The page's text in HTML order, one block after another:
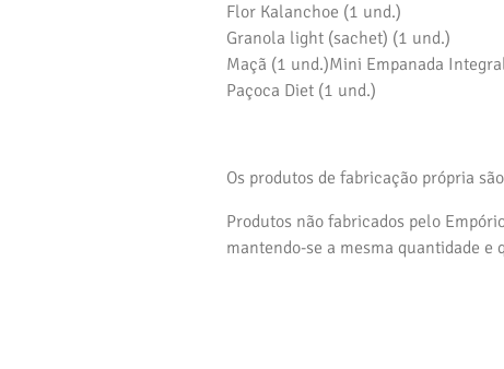
Flor Kalanchoe (1 und.)
Granola light (sachet) (1 und.)
Maçã (1 und.)Mini Empanada
Paçoca Diet (1 und.)
Os produtos de fabricação própria
Produtos não fabricados pelo
mantendo-se a mesma quantidade e